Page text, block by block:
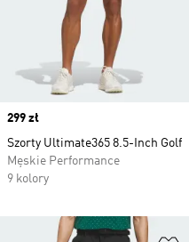
Price
299 zł
Szorty Ultimate365 8.5-Inch Golf
Męskie Performance
9 kolory